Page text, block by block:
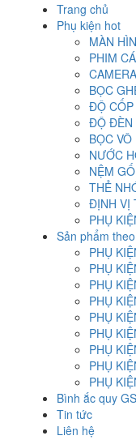
Trang chủ
Phụ kiện hot
MÀN
PHIM
BỌC
ĐỘ
ĐỘ ĐÈN
BỌC VÔ
NƯỚC
NỆM
THẺ
ĐỊNH VỊ
PHỤ
Sản phẩm
PHỤ
PHỤ
PHỤ
PHỤ
PHỤ
PHỤ
PHỤ
PHỤ
PHỤ
Bình ắc quy GS
Tin tức
Liên hệ